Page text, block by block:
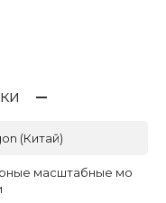
(Китай)
масштабные мо